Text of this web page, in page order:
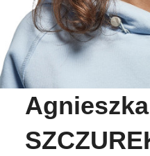
Agnieszka